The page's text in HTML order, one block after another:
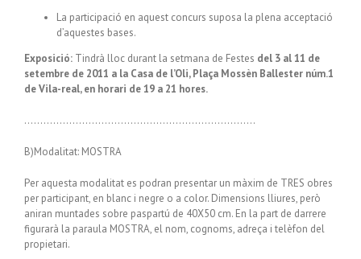
La participació en aquest concurs suposa la plena acceptació
d’aquestes bases.
Exposició: Tindrà lloc durant la setmana de Festes del 3 al 11 de
setembre de 2011 a la Casa de l’Oli, Plaça Mossèn Ballester núm.1
de Vila-real, en horari de 19 a 21 hores.
………………………………………………………………
B)Modalitat: MOSTRA
Per aquesta modalitat es podran presentar un màxim de TRES obres
per participant, en blanc i negre o a color. Dimensions lliures, però
aniran muntades sobre paspartú de 40X50 cm. En la part de darrere
figurarà la paraula MOSTRA, el nom, cognoms, adreça i telèfon del
propietari.